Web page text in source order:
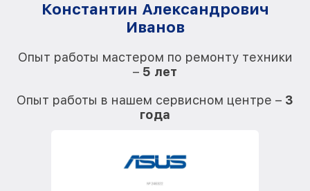
Константин Александрович
Иванов
Опыт работы мастером по ремонту техники
– 5 лет
Опыт работы в нашем сервисном центре – 3
года